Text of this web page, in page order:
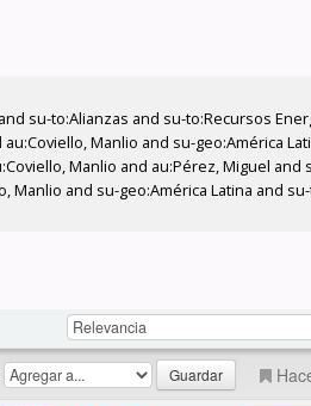
su-to:Alianzas and su-to:Recursos
Manlio and su-geo:América
Manlio and au:Pérez, Miguel and
Manlio and su-geo:América Latina and